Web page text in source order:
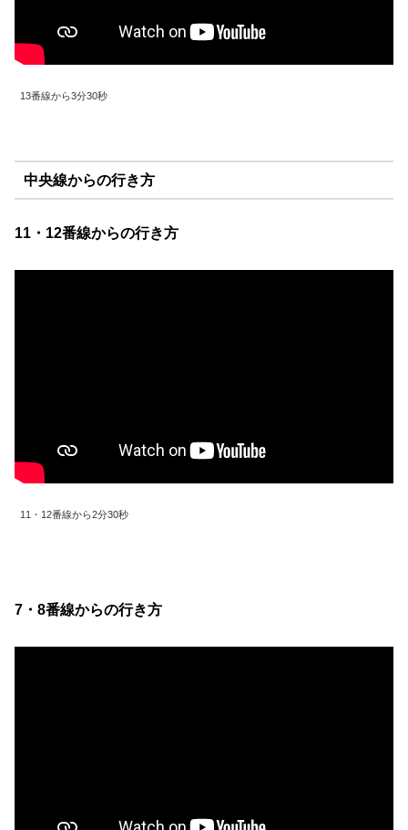
13番線から3分30秒
中央線からの行き方
11・12番線からの行き方
11・12番線から2分30秒
7・8番線からの行き方